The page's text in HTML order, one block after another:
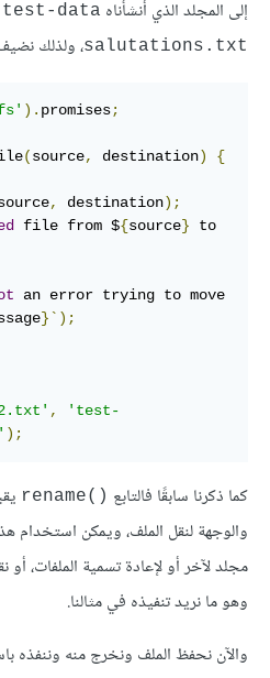
إلى المجلد الذي أنشأناه ‎test-data‎
‎salutations.txt‎، ولذلك نضيف
). promises;
(source, destination)
{
, destination);
file from ${source} to
an error trying to move
}`);
,
'test-
);
كما ذكرنا سابقًا فالتابع ‎rename()‎
والوجهة لنقل الملف، ويمكن استخدام
مجلد لآخر أو لإعادة تسمية الملفات،
وهو ما نريد تنفيذه في مثالنا.
والآن نحفظ الملف ونخرج منه وننفذه